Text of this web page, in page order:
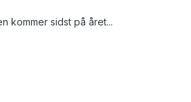
kommer sidst på året...